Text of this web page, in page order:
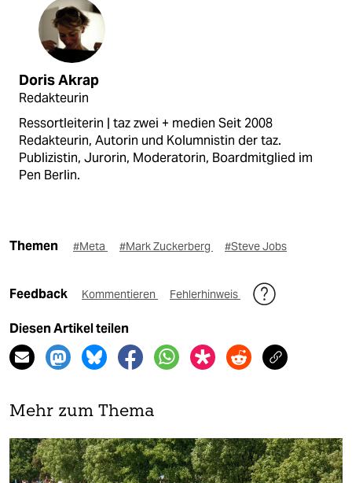
Doris Akrap
Redakteurin
Ressortleiterin | taz zwei + medien Seit 2008
Redakteurin, Autorin und Kolumnistin der taz.
Publizistin, Jurorin, Moderatorin, Boardmitglied im
Pen Berlin.
Themen #Meta #Mark Zuckerberg #Steve Jobs
Feedback Kommentieren Fehlerhinweis
Diesen Artikel teilen
Mehr zum Thema